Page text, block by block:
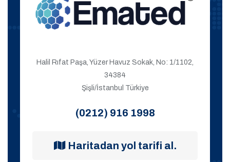
Halil Rıfat Paşa, Yüzer Havuz Sokak, No: 1/1102,
34384
Şişli/İstanbul Türkiye
(0212) 916 1998
Haritadan yol tarifi al.